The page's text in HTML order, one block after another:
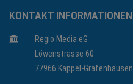
KONTAKT INFORMATIONEN
Regio Media eG
Löwenstrasse 60
77966 Kappel-Grafenhausen